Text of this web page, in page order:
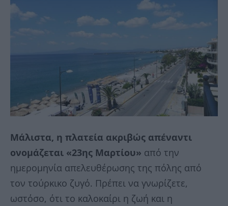
Μάλιστα, η πλατεία ακριβώς απέναντι
ονομάζεται «23ης Μαρτίου» από την
ημερομηνία απελευθέρωσης της πόλης από
τον τούρκικο ζυγό. Πρέπει να γνωρίζετε,
ωστόσο, ότι το καλοκαίρι η ζωή και η